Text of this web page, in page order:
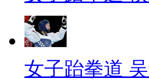
女子跆拳道